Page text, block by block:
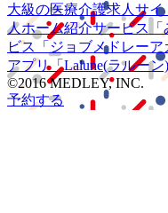
大級の医療介護求人サイ
人ホーム紹介サービス
ビス
「ジョブメドレーア
アプリ「Lalune(ラルーン)
©2016 MEDLEY, INC.
予約する